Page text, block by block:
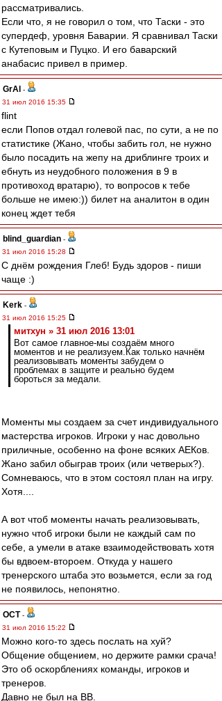
рассматривались.
Если что, я не говорил о том, что Таски - это
супердеф, уровня Баварии. Я сравнивал Таски
с Кутеповым и Пуцко. И его баварский
анабасис привел в пример.
GrAl -
31 июл 2016 15:35
flint
если Попов отдал голевой пас, по сути, а не по
статистике (Жано, чтобы забить гол, не нужно
было посадить на жепу на дриблинге троих и
ебнуть из неудобного положения в 9 в
противоход вратарю), то вопросов к тебе
больше не имею:)) билет на аналитон в один
конец ждет тебя
blind_guardian -
31 июл 2016 15:28
С днём рождения Глеб! Будь здоров - пиши
чаще :)
Kerk -
31 июл 2016 15:25
митхун » 31 июл 2016 13:01
Вот самое главное-мы создаём много
моментов и не реализуем.Как только начнём
реализовывать моменты забудем о
проблемах в защите и реально будем
бороться за медали.
Моменты мы создаем за счет индивидуального
мастерства игроков. Игроки у нас довольно
приличные, особенно на фоне всяких АЕКов.
Жано забил обыграв троих (или четверых?).
Сомневаюсь, что в этом состоял план на игру.
Хотя....
А вот чтоб моменты начать реализовывать,
нужно чтоб игроки были не каждый сам по
себе, а умели в атаке взаимодействовать хотя
бы вдвоем-второем. Откуда у нашего
тренерского штаба это возьмется, если за год
не появилось, непонятно.
ОСТ -
31 июл 2016 15:22
Можно кого-то здесь послать на хуй?
Общение общением, но держите рамки срача!
Это об оскорблениях команды, игроков и
тренеров.
Давно не был на ВВ.